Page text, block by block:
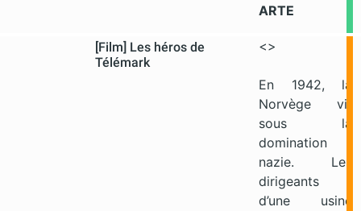
ARTE
[Film] Les héros de
Télémark
<>
En 1942, la
Norvège vit
sous la
domination
nazie. Les
dirigeants
d’une usine